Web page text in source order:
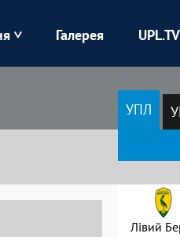
Галерея UPL.TV
УПЛ
Лівий